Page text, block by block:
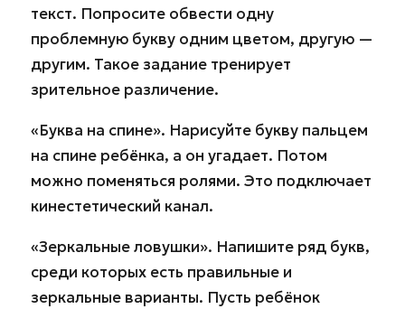
текст. Попросите обвести одну
проблемную букву одним цветом, другую —
другим. Такое задание тренирует
зрительное различение.
«Буква на спине». Нарисуйте букву пальцем
на спине ребёнка, а он угадает. Потом
можно поменяться ролями. Это подключает
кинестетический канал.
«Зеркальные ловушки». Напишите ряд букв,
среди которых есть правильные и
зеркальные варианты. Пусть ребёнок